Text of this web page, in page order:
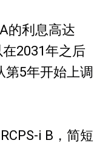
的利息高达
2031年之后
第5年开始上调
i B，简短